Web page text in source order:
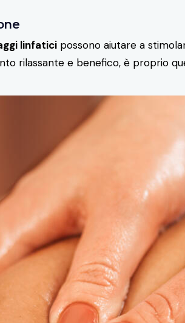
linfatici possono aiutare a
rilassante e benefico, è proprio